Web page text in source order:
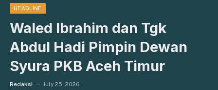
HEADLINE
Waled Ibrahim dan Tgk
Abdul Hadi Pimpin Dewan
Syura PKB Aceh Timur
Redaksi July 25, 2026